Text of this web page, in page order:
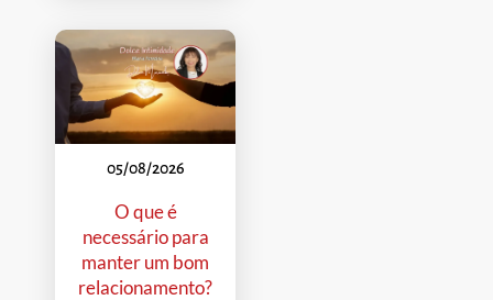
05/08/2026
O que é
necessário para
manter um bom
relacionamento?